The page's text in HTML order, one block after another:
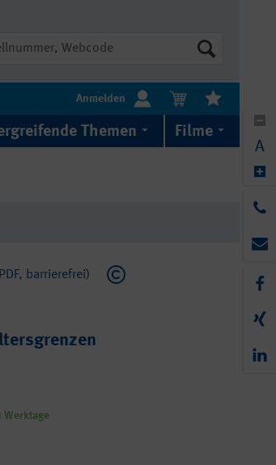
Anmelden
Themen Filme
barrierefrei)
Werktage
A